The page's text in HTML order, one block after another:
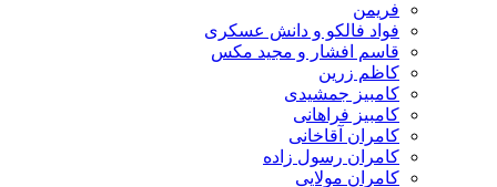
فریمن
فواد فالکو و دانش عسکری
قاسم افشار و مجید مکس
کاظم زرین
کامبیز جمشیدی
کامبیز فراهانی
کامران آقاخانی
کامران رسول زاده
کامران مولایی